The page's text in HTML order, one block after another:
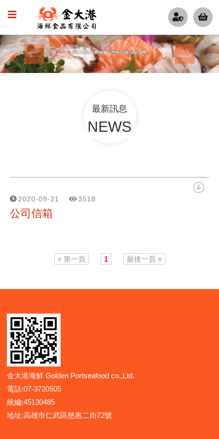
scroll down
最新訊息
NEWS
2020-09-21 3518
公司信箱
« 第一頁 1 最後一頁 »
金大港海鮮 Golden Portseafood co.,Ltd.
電話:07-3720505
統編:45130485
地址:高雄市仁武區慈惠二街72號